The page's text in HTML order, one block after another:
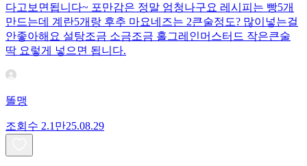
다고보면됩니다~ 포만감은 정말 엄청나구요 레시피는 빵5개
만드는데 계란5개랑 후추 마요네즈는 2큰술정도? 많이넣는걸
안좋아해요 설탕조금 소금조금 홀그레인머스터드 작은큰술
딱 요렇게 넣으면 됩니다.
똘맹
조회수 2.1만25.08.29